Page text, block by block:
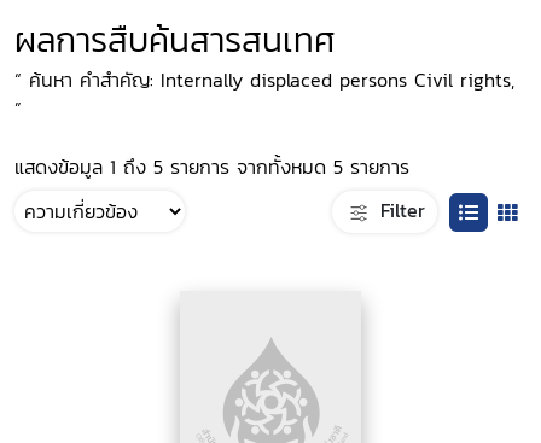
ผลการสืบค้นสารสนเทศ
“ ค้นหา คำสำคัญ: Internally displaced persons Civil rights,
”
แสดงข้อมูล 1 ถึง 5 รายการ จากทั้งหมด 5 รายการ
Filter